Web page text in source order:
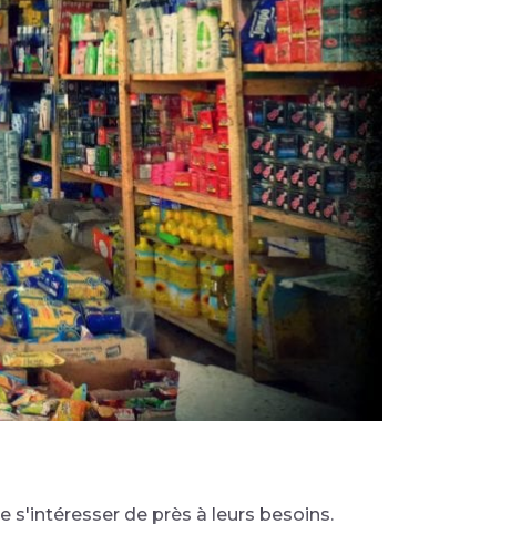
s'intéresser de près à leurs besoins.